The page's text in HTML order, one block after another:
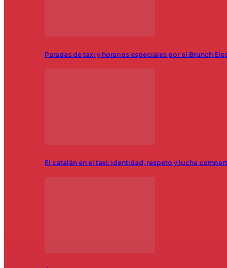
Paradas de taxi y horarios especiales por el Brunch
El catalán en el taxi: identidad, respeto y lucha